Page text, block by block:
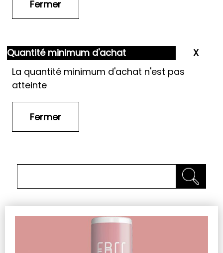
Quantité minimum d'achat
La quantité minimum d'achat n'est pas
atteinte